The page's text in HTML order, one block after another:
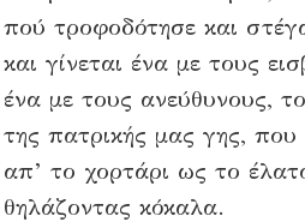
πού τροφοδότησε και
και γίνεται ένα με τους
ένα με τους ανεύθυνους,
της πατρικής μας γης, που
απ’ το χορτάρι ως το
θηλάζοντας κόκαλα.